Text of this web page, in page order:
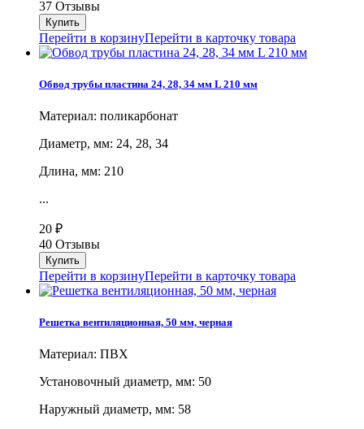
37 Отзывы
Перейти в корзинуПерейти в карточку товара
Обвод трубы пластина 24, 28, 34 мм L 210 мм
Материал: поликарбонат
Диаметр, мм: 24, 28, 34
Длина, мм: 210
...
20 ₽
40 Отзывы
Перейти в корзинуПерейти в карточку товара
Решетка вентиляционная, 50 мм, черная
Материал: ПВХ
Установочный диаметр, мм: 50
Наружный диаметр, мм: 58